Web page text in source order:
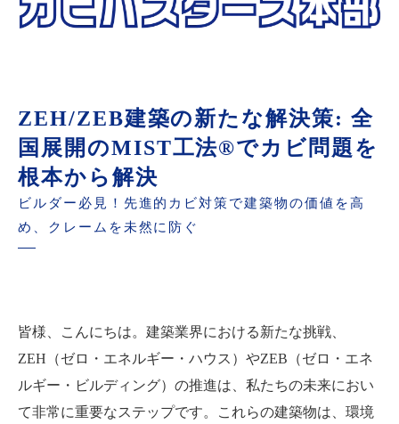
ZEH/ZEB建築の新たな解決策: 全
国展開のMIST工法®でカビ問題を
根本から解決
ビルダー必見！先進的カビ対策で建築物の価値を高
め、クレームを未然に防ぐ
皆様、こんにちは。建築業界における新たな挑戦、
ZEH（ゼロ・エネルギー・ハウス）やZEB（ゼロ・エネ
ルギー・ビルディング）の推進は、私たちの未来におい
て非常に重要なステップです。これらの建築物は、環境